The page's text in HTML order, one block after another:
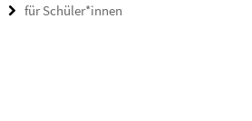
für Schüler*innen